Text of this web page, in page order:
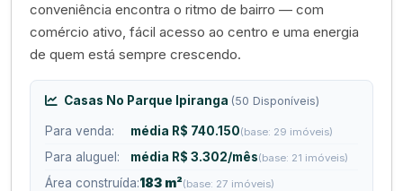
conveniência encontra o ritmo de bairro — com
comércio ativo, fácil acesso ao centro e uma energia
de quem está sempre crescendo.
Casas No Parque Ipiranga (50 Disponíveis)
Para venda: média R$ 740.150(base: 29 imóveis)
Para aluguel: média R$ 3.302/mês(base: 21 imóveis)
Área construída:183 m²(base: 27 imóveis)